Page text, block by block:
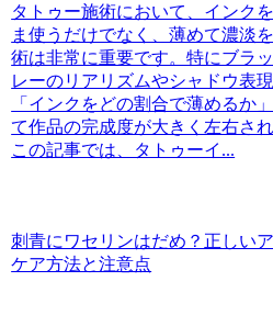
タトゥー施術において、インク
ま使うだけでなく、薄めて濃淡
術は非常に重要です。特にブラ
レーのリアリズムやシャドウ表現
「インクをどの割合で薄めるか
て作品の完成度が大きく左右され
この記事では、タトゥーイ...
刺青にワセリンはだめ？正しい
ケア方法と注意点